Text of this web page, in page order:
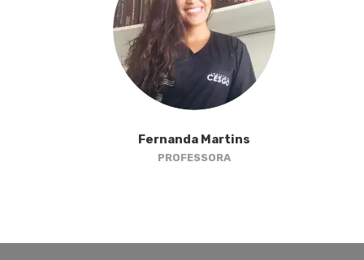
Fernanda Martins
PROFESSORA